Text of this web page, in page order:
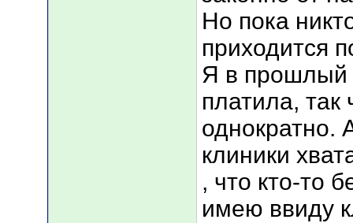
Но пока
приходится
Я в прошлый
платила, так
однократно.
клиники
, что кто-то
имею ввиду